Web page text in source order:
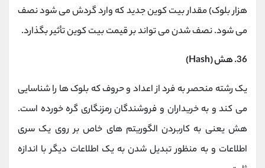
هزار بلوک) مقدار بیت کوین جدید که وارد گردش می شود نصف
می شود. نصف شدن می تواند بر قیمت بیت کوین تأثیر بگذارد.
36. هش (Hash)
یک رشته منحصر به فرد از اعداد و حروف که بلوک ها را شناسایی
می کند و به خریداران و فروشندگان رمزنگاری گره خورده است.
هش یعنی به کاربردن الگوریتم های خاص بر روی یک سری
اطلاعات و به منظور تبدیل شدن به یک اطلاعات دیگر با اندازه